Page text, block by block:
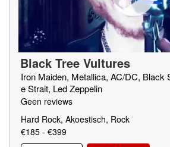
Black Tree Vultures
Iron Maiden, Metallica, AC/DC, Black
e Strait, Led Zeppelin
Geen reviews
Hard Rock, Akoestisch, Rock
€185 - €399